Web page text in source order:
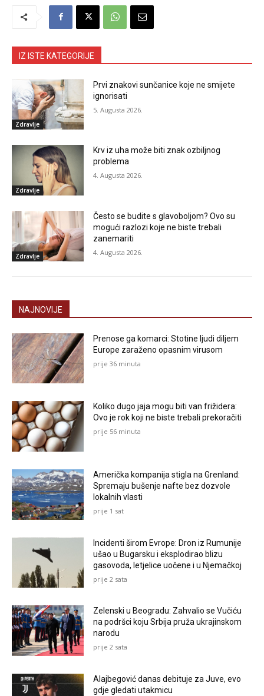
IZ ISTE KATEGORIJE
Zdravlje
Prvi znakovi sunčanice koje ne smijete
ignorisati
5. Augusta 2026.
Zdravlje
Krv iz uha može biti znak ozbiljnog
problema
4. Augusta 2026.
Zdravlje
Često se budite s glavoboljom? Ovo su
mogući razlozi koje ne biste trebali
zanemariti
4. Augusta 2026.
NAJNOVIJE
Prenose ga komarci: Stotine ljudi diljem
Europe zaraženo opasnim virusom
prije 36 minuta
Koliko dugo jaja mogu biti van frižidera:
Ovo je rok koji ne biste trebali prekoračiti
prije 56 minuta
Američka kompanija stigla na Grenland:
Spremaju bušenje nafte bez dozvole
lokalnih vlasti
prije 1 sat
Incidenti širom Evrope: Dron iz Rumunije
ušao u Bugarsku i eksplodirao blizu
gasovoda, letjelice uočene i u Njemačkoj
prije 2 sata
Zelenski u Beogradu: Zahvalio se Vučiću
na podršci koju Srbija pruža ukrajinskom
narodu
prije 2 sata
Alajbegović danas debituje za Juve, evo
gdje gledati utakmicu